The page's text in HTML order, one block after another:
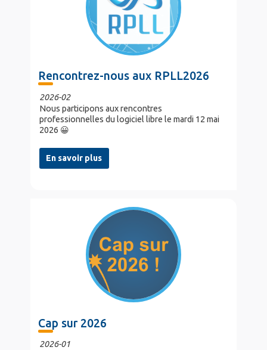
Rencontrez-nous aux RPLL2026
2026-02
Nous participons aux rencontres
professionnelles du logiciel libre le mardi 12 mai
2026 😀
En savoir plus
Cap sur 2026
2026-01